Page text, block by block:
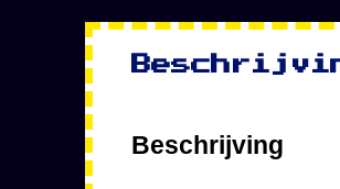
Beschrijving